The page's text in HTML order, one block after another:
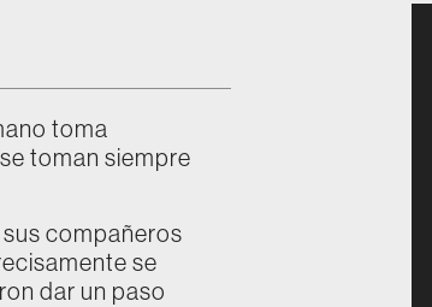
toma
toman siempre
compañeros
se
dar un paso